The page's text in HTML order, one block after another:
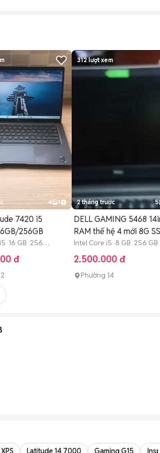
4 1
7420 i5
256GB
16 GB 256
đ
312lượt xem
2 tháng trước 5
DELL GAMING 5468
RAM thế hệ 4 mới 8G
256
Intel Core i5 8 GB 256 GB
2.500.000 đ
Phường 14
XPS Latitude 14 7000 Gaming G15